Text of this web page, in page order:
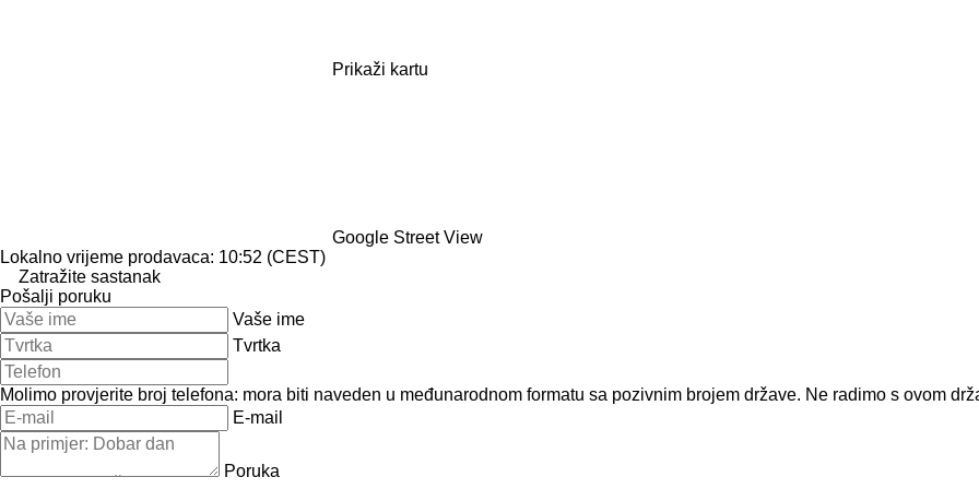
Prikaži kartu
Google Street View
Lokalno vrijeme prodavaca: 10:52 (CEST)
Zatražite sastanak
Pošalji poruku
Vaše ime
Tvrtka
Molimo provjerite broj telefona: mora biti naveden u međunarodnom formatu sa pozivnim brojem države. Ne radimo s ovom
E-mail
Poruka